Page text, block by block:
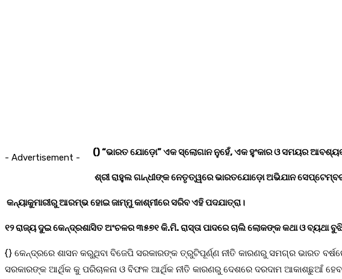
- Advertisement - () “ଭାରତ ଯୋଡ଼ୋ” ଏକ ସ୍ଲୋଗାନ ନୁହେଁ, ଏକ ହୁଂକାର ଓ ସମୟର
ଶ୍ରୀ ରାହୁଲ ଗାନ୍ଧୀଙ୍କ ନେତୃତ୍ୱରେ ଭାରତଯୋଡ଼ୋ ଅଭିଯାନ
କନ୍ୟାକୁମାରୀରୁ ଆରମ୍ଭ ହୋଇ ଜାମ୍ମୁ କାଶ୍ମୀରେ ସରିବ ଏହି ପଦଯାତ୍ରା।
୧୨ ରାଜ୍ୟ ଦୁଇ କେନ୍ଦ୍ରଶାସିତ ଅଂଚଳର ୩୫୭୧ କି.ମି. ରାସ୍ତା ପାଦରେ ଚାଲି ଲୋକଙ୍କ କଥା ଓ ବ୍ୟଥା
{} କେନ୍ଦ୍ରରେ ଶାସନ କରୁଥିବା ବିଜେପି ସରକାରଙ୍କ ତ୍ରୁଟିପୂର୍ଣ୍ଣ ନୀତି କାରଣରୁ ସମଗ୍ର ଭାରତ
ସରକାରଙ୍କ ଆର୍ଥିକ କୁ ପରିଚାଳନା ଓ ବିଫଳ ଆର୍ଥିକ ନୀତି କାରଣରୁ ଦେଶରେ ଦରଦାମ ଆକାଶଛୁଆଁ